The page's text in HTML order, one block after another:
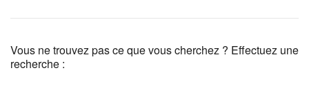
Vous ne trouvez pas ce que vous cherchez ? Effectuez une
recherche :